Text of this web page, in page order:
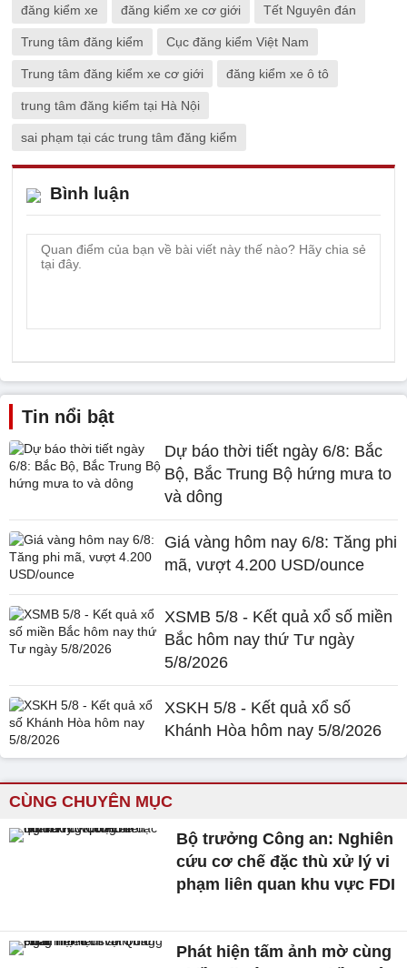
đăng kiểm xe đăng kiểm xe cơ giới Tết Nguyên đán
Trung tâm đăng kiểm Cục đăng kiểm Việt Nam
Trung tâm đăng kiểm xe cơ giới đăng kiểm xe ô tô
trung tâm đăng kiểm tại Hà Nội
sai phạm tại các trung tâm đăng kiểm
Bình luận
Tin nổi bật
Dự báo thời tiết ngày 6/8: Bắc
Bộ, Bắc Trung Bộ hứng mưa to
và dông
Giá vàng hôm nay 6/8: Tăng phi
mã, vượt 4.200 USD/ounce
XSMB 5/8 - Kết quả xổ số miền
Bắc hôm nay thứ Tư ngày
5/8/2026
XSKH 5/8 - Kết quả xổ số
Khánh Hòa hôm nay 5/8/2026
CÙNG CHUYÊN MỤC
Bộ trưởng Công an: Nghiên
cứu cơ chế đặc thù xử lý vi
phạm liên quan khu vực FDI
Phát hiện tấm ảnh mờ cùng